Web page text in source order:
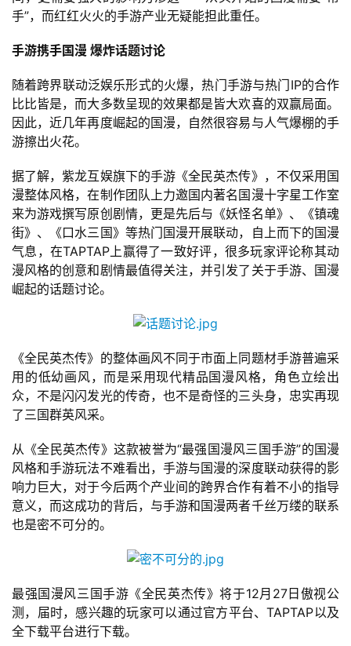
原
游
戏
业
界
手
机
游
戏
单
机
休
闲
游
2
0
2
5
三
届
金
手”，而红红火火的手游产业无疑能担此重任。
手游携手国漫 爆炸话题讨论
随着跨界联动泛娱乐形式的火爆，热门手游与热门IP的合作
比比皆是，而大多数呈现的效果都是皆大欢喜的双赢局面。
因此，近几年再度崛起的国漫，自然很容易与人气爆棚的手
游擦出火花。
据了解，紫龙互娱旗下的手游《全民英杰传》，不仅采用国
漫整体风格，在制作团队上力邀国内著名国漫十字星工作室
来为游戏撰写原创剧情，更是先后与《妖怪名单》、《镇魂
街》、《口水三国》等热门国漫开展联动，自上而下的国漫
气息，在TAPTAP上赢得了一致好评，很多玩家评论称其动
漫风格的创意和剧情最值得关注，并引发了关于手游、国漫
崛起的话题讨论。
《全民英杰传》的整体画风不同于市面上同题材手游普遍采
用的低幼画风，而是采用现代精品国漫风格，角色立绘出
众，不是闪闪发光的传奇，也不是奇怪的三头身，忠实再现
了三国群英风采。
从《全民英杰传》这款被誉为“最强国漫风三国手游”的国漫
风格和手游玩法不难看出，手游与国漫的深度联动获得的影
响力巨大，对于今后两个产业间的跨界合作有着不小的指导
意义，而这成功的背后，与手游和国漫两者千丝万缕的联系
也是密不可分的。
最强国漫风三国手游《全民英杰传》将于12月27日傲视公
测，届时，感兴趣的玩家可以通过官方平台、TAPTAP以及
全下载平台进行下载。